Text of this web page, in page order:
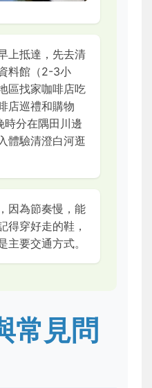
上抵達，先去清
料館（2-3小
區找家咖啡店吃
店巡禮和購物
時分在隅田川邊
體驗清澄白河逛
因為節奏慢，能
得穿好走的鞋，
主要交通方式。
常見問